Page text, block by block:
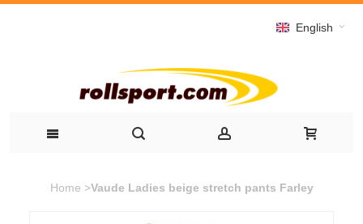
English
Home >Vaude Ladies beige stretch pants Farley